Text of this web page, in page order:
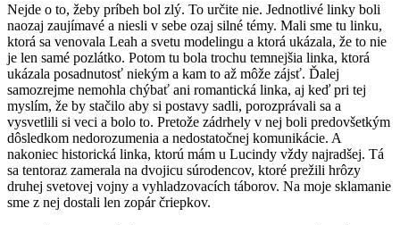
Nejde o to, žeby príbeh bol zlý. To určite nie. Jednotlivé linky boli
naozaj zaujímavé a niesli v sebe ozaj silné témy. Mali sme tu linku,
ktorá sa venovala Leah a svetu modelingu a ktorá ukázala, že to nie
je len samé pozlátko. Potom tu bola trochu temnejšia linka, ktorá
ukázala posadnutosť niekým a kam to až môže zájsť. Ďalej
samozrejme nemohla chýbať ani romantická linka, aj keď pri tej
myslím, že by stačilo aby si postavy sadli, porozprávali sa a
vysvetlili si veci a bolo to. Pretože zádrhely v nej boli predovšetkým
dôsledkom nedorozumenia a nedostatočnej komunikácie. A
nakoniec historická linka, ktorú mám u Lucindy vždy najradšej. Tá
sa tentoraz zamerala na dvojicu súrodencov, ktoré prežili hrôzy
druhej svetovej vojny a vyhladzovacích táborov. Na moje sklamanie
sme z nej dostali len zopár čriepkov.